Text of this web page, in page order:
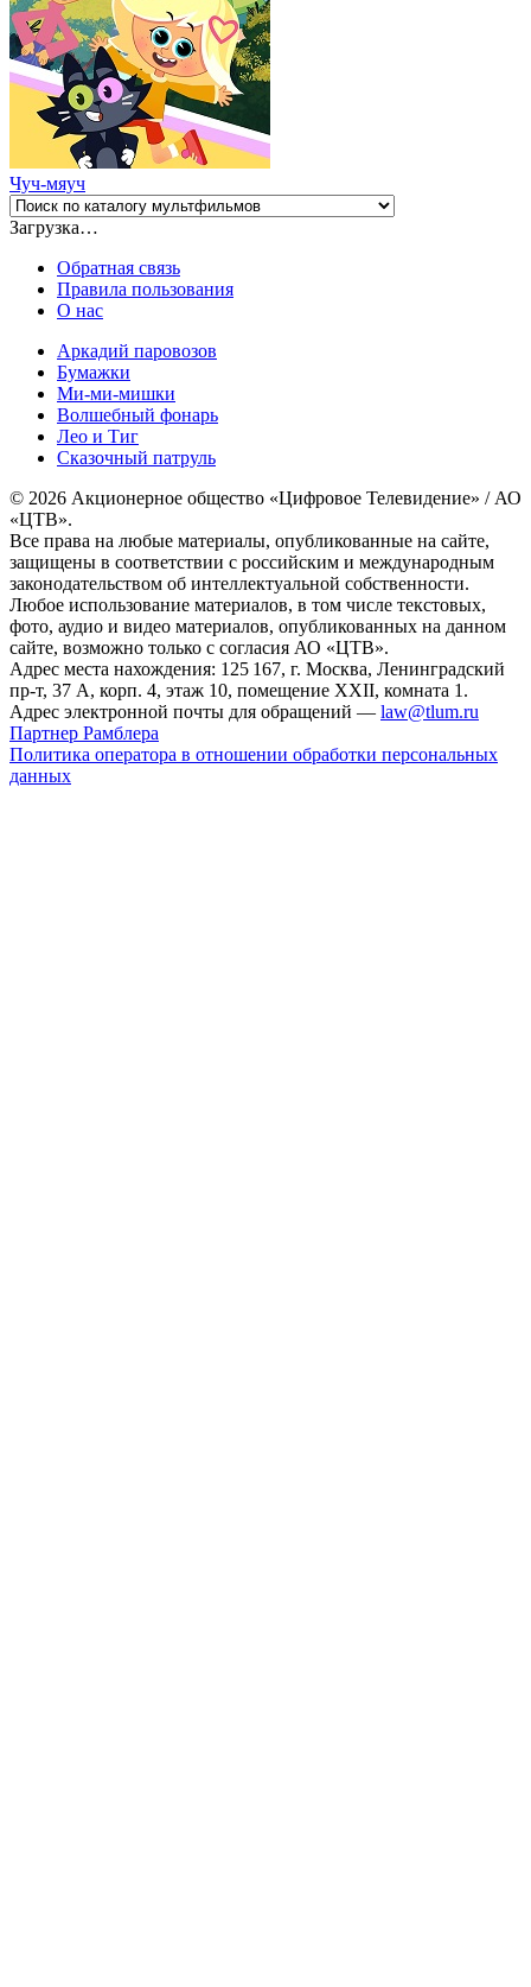
Чуч-мяуч
Загрузка…
Обратная связь
Правила пользования
О нас
Аркадий паровозов
Бумажки
Ми-ми-мишки
Волшебный фонарь
Лео и Тиг
Сказочный патруль
© 2026 Акционерное общество «Цифровое Телевидение» / АО
«ЦТВ».
Все права на любые материалы, опубликованные на сайте,
защищены в соответствии с российским и международным
законодательством об интеллектуальной собственности.
Любое использование материалов, в том числе текстовых,
фото, аудио и видео материалов, опубликованных на данном
сайте, возможно только с согласия АО «ЦТВ».
Адрес места нахождения: 125 167, г. Москва, Ленинградский
пр-т, 37 А, корп. 4, этаж 10, помещение XXII, комната 1.
Адрес электронной почты для обращений — law@tlum.ru
Партнер Рамблера
Политика оператора в отношении обработки персональных
данных